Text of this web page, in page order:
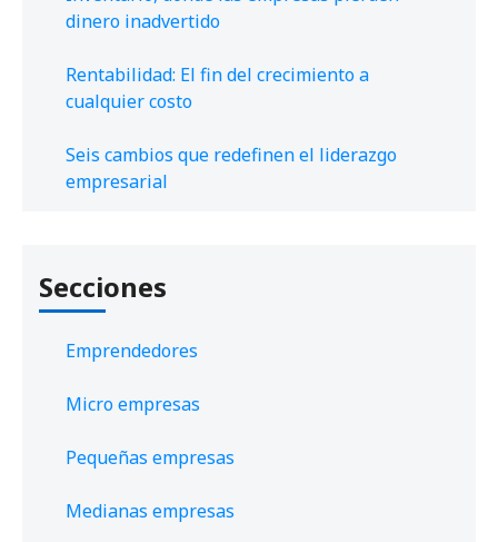
dinero inadvertido
Rentabilidad: El fin del crecimiento a
cualquier costo
Seis cambios que redefinen el liderazgo
empresarial
Secciones
Emprendedores
Micro empresas
Pequeñas empresas
Medianas empresas